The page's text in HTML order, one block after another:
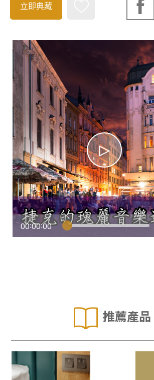
立即典藏
00:00:00
推薦產品